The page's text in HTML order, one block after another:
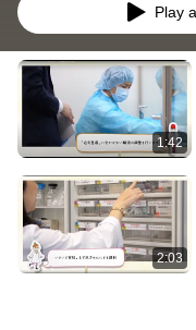
Play
1:42
2:03